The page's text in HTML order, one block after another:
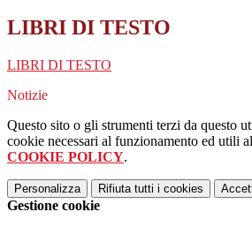
LIBRI DI TESTO
LIBRI DI TESTO
Notizie
Questo sito o gli strumenti terzi da questo
cookie necessari al funzionamento ed utili
COOKIE POLICY.
Personalizza Rifiuta tutti i cookies
Gestione cookie